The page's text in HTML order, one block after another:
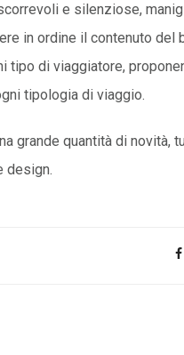
e silenziose,
in ordine il contenuto del
tipo di viaggiatore,
tipologia di viaggio.
grande quantità di novità,
design.